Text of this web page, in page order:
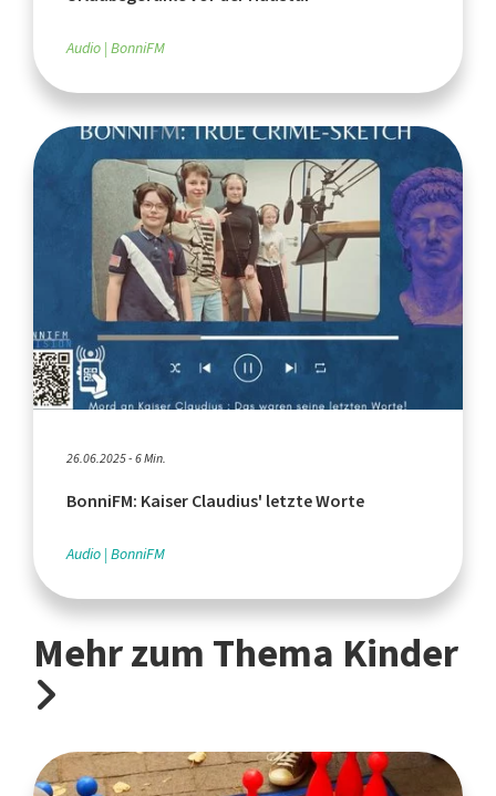
Audio BonniFM
26.06.2025 - 6 Min.
BonniFM: Kaiser Claudius' letzte Worte
Audio BonniFM
Mehr zum Thema Kinder